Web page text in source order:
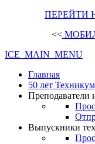
ПЕРЕЙТИ
<<
ICE_MAIN_MENU
Главная
50 лет
Преподаватели
Выпускники